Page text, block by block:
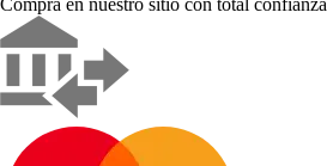
Compra en nuestro sitio con total confianza